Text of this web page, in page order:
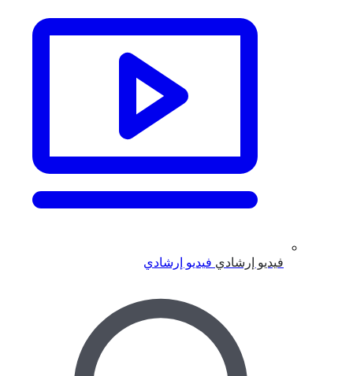
فيديو إرشادي فيديو إرشادي